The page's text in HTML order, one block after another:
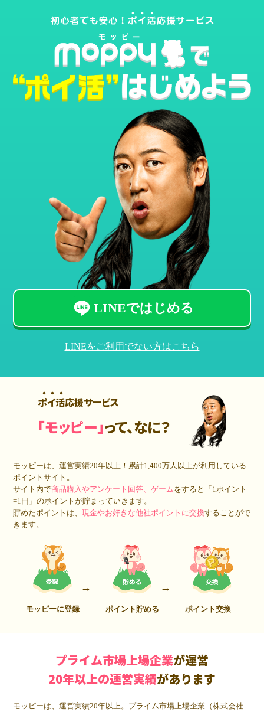
LINEではじめる
LINEをご利用でない方はこちら
ポイ活応援サービス
「モッピー」って、なに？
モッピーは、運営実績20年以上！累計1,400万人 以上が利用している
ポイントサイト。
サイト内で商品購入やアンケート回答、ゲームをすると「1ポイント
=1円」のポイントが貯まっていきます。
貯めたポイントは、現金やお好きな他社ポイントに交換することがで
きます。
モッピーに登録 ポイント貯める ポイント交換
プライム市場上場企業が運営
20年以上の運営実績があります
モッピーは、運営実績20年以上。プライム市場上場企業（株式会社